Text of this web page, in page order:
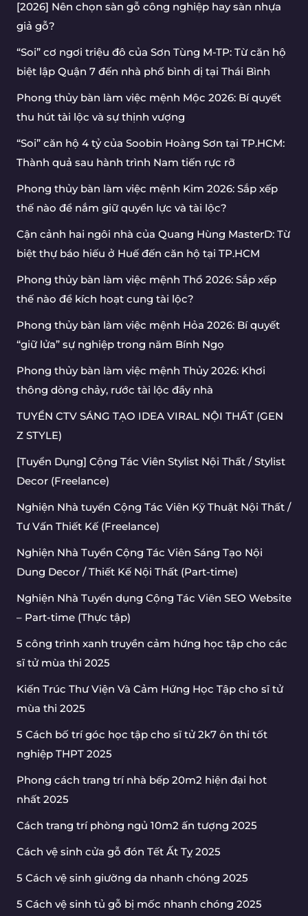
[2026] Nên chọn sàn gỗ công nghiệp hay sàn nhựa
giả gỗ?
“Soi” cơ ngơi triệu đô của Sơn Tùng M-TP: Từ căn hộ
biệt lập Quận 7 đến nhà phố bình dị tại Thái Bình
Phong thủy bàn làm việc mệnh Mộc 2026: Bí quyết
thu hút tài lộc và sự thịnh vượng
“Soi” căn hộ 4 tỷ của Soobin Hoàng Sơn tại TP.HCM:
Thành quả sau hành trình Nam tiến rực rỡ
Phong thủy bàn làm việc mệnh Kim 2026: Sắp xếp
thế nào để nắm giữ quyền lực và tài lộc?
Cận cảnh hai ngôi nhà của Quang Hùng MasterD: Từ
biệt thự báo hiếu ở Huế đến căn hộ tại TP.HCM
Phong thủy bàn làm việc mệnh Thổ 2026: Sắp xếp
thế nào để kích hoạt cung tài lộc?
Phong thủy bàn làm việc mệnh Hỏa 2026: Bí quyết
“giữ lửa” sự nghiệp trong năm Bính Ngọ
Phong thủy bàn làm việc mệnh Thủy 2026: Khơi
thông dòng chảy, rước tài lộc đầy nhà
TUYỂN CTV SÁNG TẠO IDEA VIRAL NỘI THẤT (GEN
Z STYLE)
[Tuyển Dụng] Cộng Tác Viên Stylist Nội Thất / Stylist
Decor (Freelance)
Nghiện Nhà tuyển Cộng Tác Viên Kỹ Thuật Nội Thất /
Tư Vấn Thiết Kế (Freelance)
Nghiện Nhà Tuyển Cộng Tác Viên Sáng Tạo Nội
Dung Decor / Thiết Kế Nội Thất (Part-time)
Nghiện Nhà Tuyển dụng Cộng Tác Viên SEO Website
– Part-time (Thực tập)
5 công trình xanh truyền cảm hứng học tập cho các
sĩ tử mùa thi 2025
Kiến Trúc Thư Viện Và Cảm Hứng Học Tập cho sĩ tử
mùa thi 2025
5 Cách bố trí góc học tập cho sĩ tử 2k7 ôn thi tốt
nghiệp THPT 2025
Phong cách trang trí nhà bếp 20m2 hiện đại hot
nhất 2025
Cách trang trí phòng ngủ 10m2 ấn tượng 2025
Cách vệ sinh cửa gỗ đón Tết Ất Tỵ 2025
5 Cách vệ sinh giường da nhanh chóng 2025
5 Cách vệ sinh tủ gỗ bị mốc nhanh chóng 2025